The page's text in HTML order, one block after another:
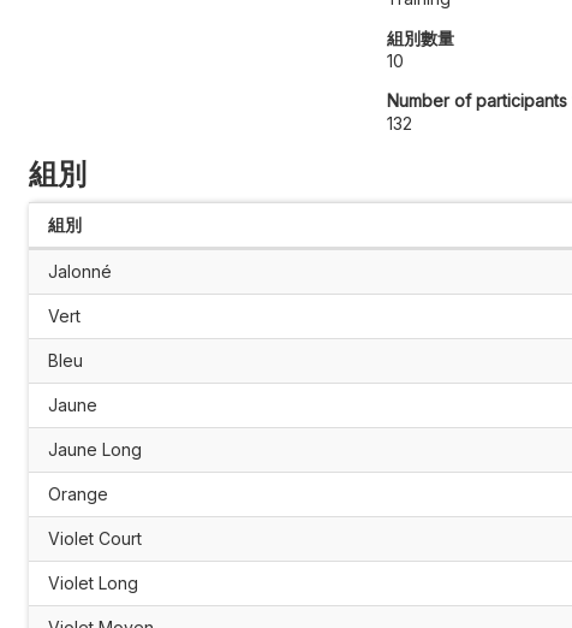
組別數量
10
Number of
132
組別
組別
Jalonné
Vert
Bleu
Jaune
Jaune Long
Orange
Violet Court
Violet Long